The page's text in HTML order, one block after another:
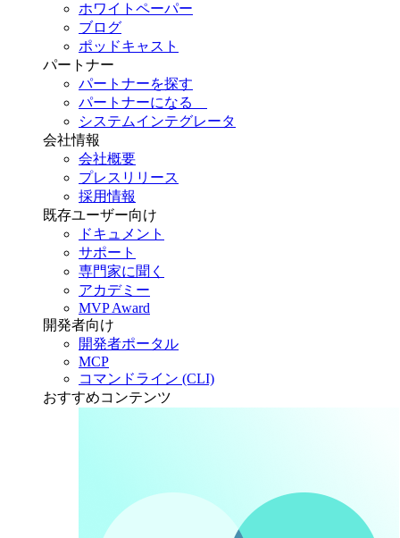
ホワイトペーパー
ブログ
ポッドキャスト
パートナー
パートナーを探す
パートナーになる
システムインテグレータ
会社情報
会社概要
プレスリリース
採用情報
既存ユーザー向け
ドキュメント
サポート
専門家に聞く
アカデミー
MVP Award
開発者向け
開発者ポータル
MCP
コマンドライン (CLI)
おすすめコンテンツ